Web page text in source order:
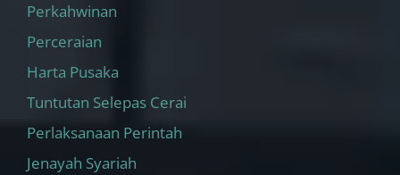
Perkahwinan
Perceraian
Harta Pusaka
Tuntutan Selepas Cerai
Perlaksanaan Perintah
Jenayah Syariah